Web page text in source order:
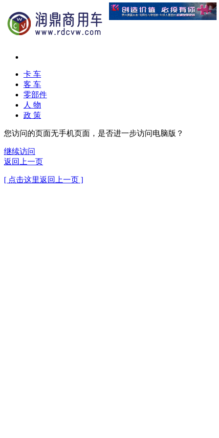
卡 车
客 车
零部件
人 物
政 策
您访问的页面无手机页面，是否进一步访问电脑版？
继续访问
返回上一页
[ 点击这里返回上一页 ]